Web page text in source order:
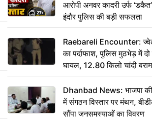
आरोपी अनवर कादरी उर्फ ‘डकैत’
इंदौर पुलिस की बड़ी सफलता
Raebareli Encounter:
का पर्दाफाश, पुलिस मुठभेड़ में दो
घायल, 12.80 किलो चांदी
Dhanbad News: भाजपा की
में संगठन विस्तार पर मंथन,
सौंपा जनसमस्याओं का विवरण